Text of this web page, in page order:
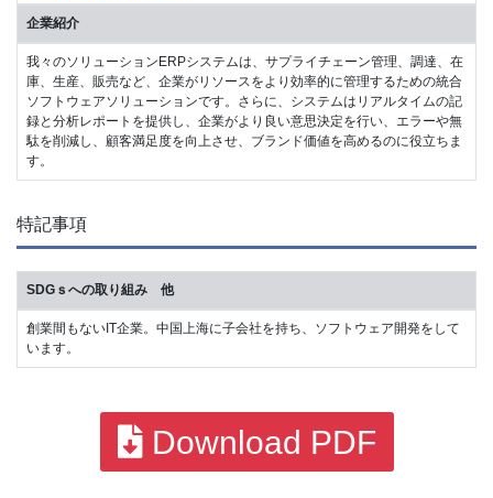
企業紹介
我々のソリューションERPシステムは、サプライチェーン管理、調達、在
庫、生産、販売など、企業がリソースをより効率的に管理するための統合
ソフトウェアソリューションです。さらに、システムはリアルタイムの記
録と分析レポートを提供し、企業がより良い意思決定を行い、エラーや無
駄を削減し、顧客満足度を向上させ、ブランド価値を高めるのに役立ちま
す。
特記事項
SDGｓへの取り組み 他
創業間もないIT企業。中国上海に子会社を持ち、ソフトウェア開発をして
います。
Download PDF